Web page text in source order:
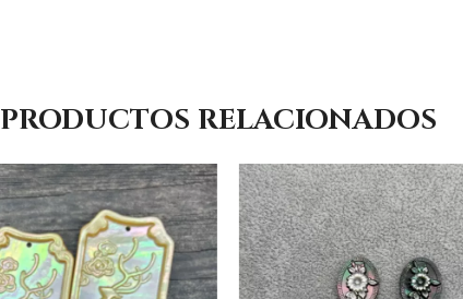
PRODUCTOS RELACIONADOS